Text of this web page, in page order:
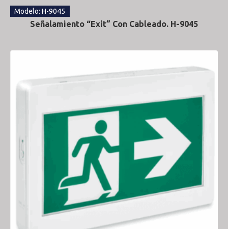
Modelo: H-9045
Señalamiento “Exit” Con Cableado. H-9045